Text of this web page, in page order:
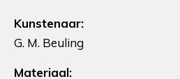
Kunstenaar:
G. M. Beuling
Materiaal: